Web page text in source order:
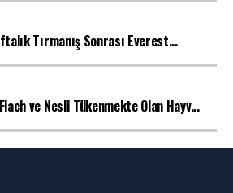
Tırmanış Sonrası Everest...
ve Nesli Tükenmekte Olan Hayv...